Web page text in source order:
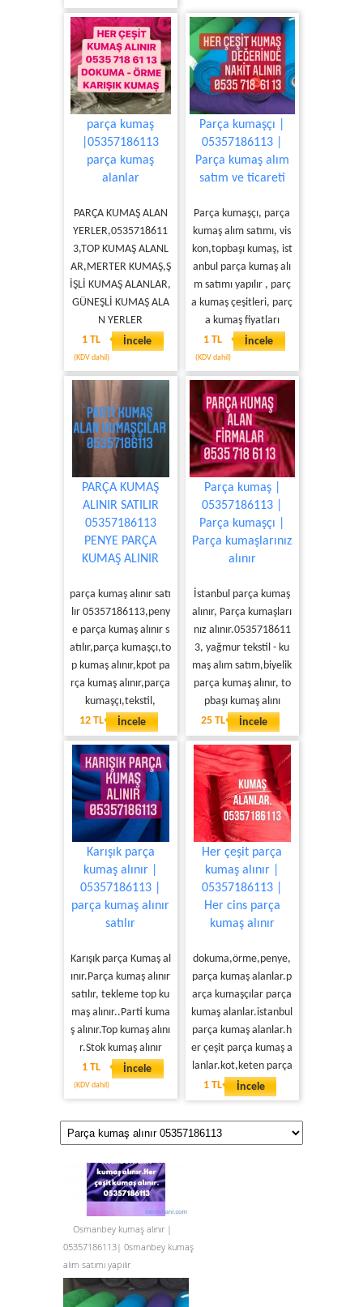
parça kumaş
|05357186113
parça kumaş
alanlar
PARÇA KUMAŞ ALAN
YERLER,0535718611
3,TOP KUMAŞ ALANL
AR,MERTER KUMAŞ,Ş
İŞLİ KUMAŞ ALANLAR,
GÜNEŞLİ KUMAŞ ALA
N YERLER
1 TL
(KDV dahil)
İncele
Parça kumaşçı |
05357186113 |
Parça kumaş alım
satım ve ticareti
Parça kumaşçı, parça
kumaş alım satımı, vis
kon,topbaşı kumaş, ist
anbul parça kumaş alı
m satımı yapılır , parç
a kumaş çeşitleri, parç
a kumaş fiyatları
1 TL
(KDV dahil)
İncele
PARÇA KUMAŞ
ALINIR SATILIR
05357186113
PENYE PARÇA
KUMAŞ ALINIR
parça kumaş alınır satı
lır 05357186113,peny
e parça kumaş alınır s
atılır,parça kumaşçı,to
p kumaş alınır,kpot pa
rça kumaş alınır,parça
kumaşçı,tekstil,
12 TL
İncele
Parça kumaş |
05357186113 |
Parça kumaşçı |
Parça kumaşlarınız
alınır
İstanbul parça kumaş
alınır, Parça kumaşları
nız alınır.0535718611
3, yağmur tekstil - ku
maş alım satım,biyelik
parça kumaş alınır, to
pbaşı kumaş alını
25 TL
İncele
Karışık parça
kumaş alınır |
05357186113 |
parça kumaş alınır
satılır
Karışık parça Kumaş al
ınır.Parça kumaş alınır
satılır, tekleme top ku
maş alınır..Parti kuma
ş alınır.Top kumaş alını
r.Stok kumaş alınır
1 TL
(KDV dahil)
İncele
Her çeşit parça
kumaş alınır |
05357186113 |
Her cins parça
kumaş alınır
dokuma,örme,penye,
parça kumaş alanlar.p
arça kumaşçılar parça
kumaş alanlar.istanbul
parça kumaş alanlar.h
er çeşit parça kumaş a
lanlar.kot,keten parça
1 TL
İncele
Osmanbey kumaş alınır |
05357186113| 0smanbey kumaş
alım satımı yapılır